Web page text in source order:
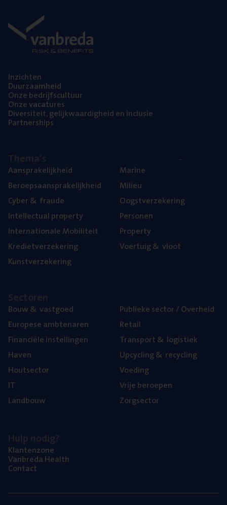
Inzich­ten
Duur­zaam­heid
Onze bedrijfs­cul­tuur
Onze vaca­tu­res
Diver­si­teit, gelijk­waar­dig­heid en inclusie
Part­ner­ships
Aan­spra­ke­lijk­heid
Beroeps­aan­spra­ke­lijk­heid
Cyber& fraude
Intel­lec­tu­al property
Inter­na­ti­o­na­le Mobiliteit
Kre­diet­ver­ze­ke­ring
Kunst­ver­ze­ke­ring
Mari­ne
Mili­eu
Oogst­ver­ze­ke­ring
Per­so­nen
Pro­per­ty
Voer­tuig& vloot
Bouw& vastgoed
Euro­pe­se ambtenaren
Finan­ci­ë­le instellingen
Haven
Hout­sec­tor
IT
Land­bouw
Publie­ke sec­tor / Overheid
Retail
Trans­port& logistiek
Upcy­cling& recycling
Voe­ding
Vrije beroe­pen
Zorg­sec­tor
Klan­ten­zo­ne
Van­b­re­da Health
Con­tact